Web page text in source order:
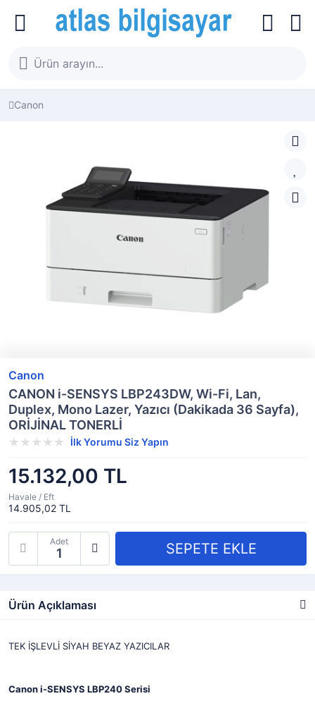
Canon
Canon
CANON i-SENSYS LBP243DW, Wi-Fi, Lan,
Duplex, Mono Lazer, Yazıcı (Dakikada 36 Sayfa),
ORİJİNAL TONERLİ
İlk Yorumu Siz Yapın
15.132,00 TL
Havale / Eft
14.905,02 TL
Adet
Ürün Açıklaması
TEK İŞLEVLİ SİYAH BEYAZ YAZICILAR
Canoni-SENSYS LBP240 Serisi